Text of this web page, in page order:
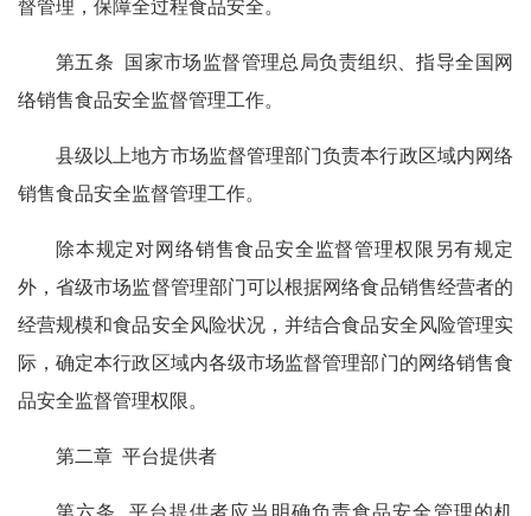
督管理，保障全过程食品安全。
第五条 国家市场监督管理总局负责组织、指导全国网
络销售食品安全监督管理工作。
县级以上地方市场监督管理部门负责本行政区域内网络
销售食品安全监督管理工作。
除本规定对网络销售食品安全监督管理权限另有规定
外，省级市场监督管理部门可以根据网络食品销售经营者的
经营规模和食品安全风险状况，并结合食品安全风险管理实
际，确定本行政区域内各级市场监督管理部门的网络销售食
品安全监督管理权限。
第二章 平台提供者
第六条 平台提供者应当明确负责食品安全管理的机